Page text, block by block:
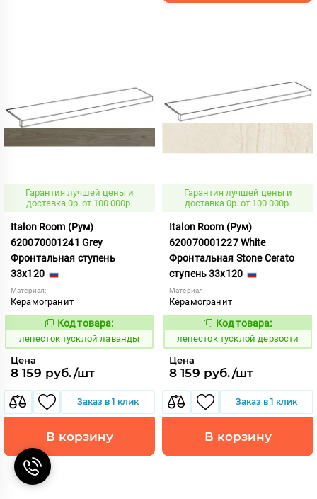
Гарантия лучшей цены и
доставка 0р. от 100 000р.
Italon Room (Рум)
620070001241 Grey
Фронтальная ступень
33x120
Материал:
Керамогранит
872666
Код товара:
лепесток тусклой лаванды
Цена
8 159 руб./шт
Заказ в 1 клик
В корзину
Гарантия лучшей цены и
доставка 0р. от 100 000р.
Italon Room (Рум)
620070001227 White
Фронтальная Stone Cerato
ступень 33x120
Материал:
Керамогранит
872645
Код товара:
лепесток тусклой дерзости
Цена
8 159 руб./шт
Заказ в 1 клик
В корзину